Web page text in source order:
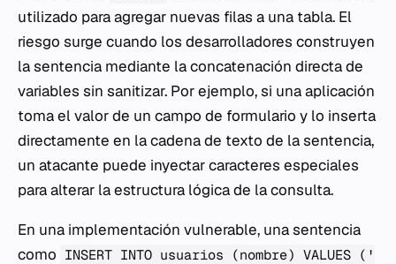
utilizado para agregar nuevas filas a una tabla. El
riesgo surge cuando los desarrolladores construyen
la sentencia mediante la concatenación directa de
variables sin sanitizar. Por ejemplo, si una aplicación
toma el valor de un campo de formulario y lo inserta
directamente en la cadena de texto de la sentencia,
un atacante puede inyectar caracteres especiales
para alterar la estructura lógica de la consulta.
En una implementación vulnerable, una sentencia
como INSERT INTO usuarios (nombre) VALUES ('